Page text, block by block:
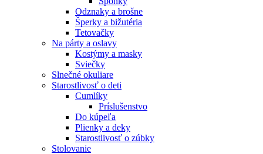
Odznaky a brošne
Šperky a bižutéria
Tetovačky
Na párty a oslavy
Kostýmy a masky
Sviečky
Slnečné okuliare
Starostlivosť o deti
Cumlíky
Príslušenstvo
Do kúpeľa
Plienky a deky
Starostlivosť o zúbky
Stolovanie